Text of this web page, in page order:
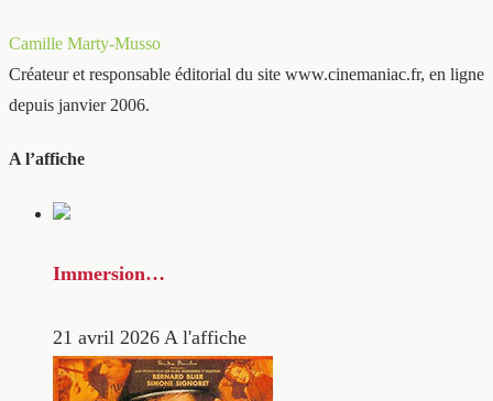
Camille Marty-Musso
Créateur et responsable éditorial du site www.cinemaniac.fr, en ligne
depuis janvier 2006.
A l’affiche
Immersion…
21 avril 2026 A l'affiche